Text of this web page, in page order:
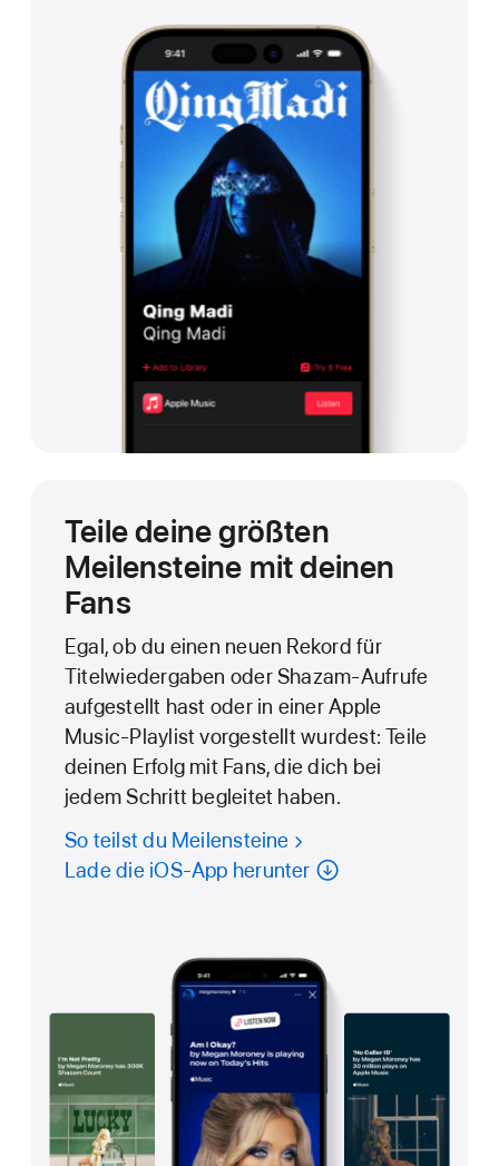
Teile deine größten
Meilensteine mit deinen
Fans
Egal, ob du einen neuen Rekord für
Titelwiedergaben oder Shazam-Aufrufe
aufgestellt hast oder in einer Apple
Music-Playlist vorgestellt wurdest: Teile
deinen Erfolg mit Fans, die dich bei
jedem Schritt begleitet haben.
So teilst du Meilensteine
Lade die iOS-App herunter